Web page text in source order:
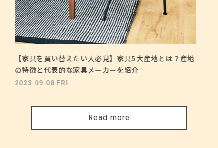
【家具を買い替えたい人必見】家具5大産地とは？産地
の特徴と代表的な家具メーカーを紹介
2023.09.08 FRI
Read more